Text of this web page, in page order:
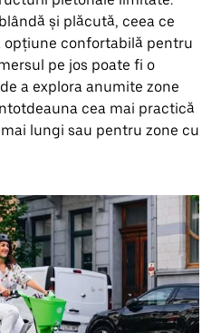
și plăcută, ceea ce
opțiune confortabilă pentru
pe jos poate fi o
a explora anumite zone
cea mai practică
lungi sau pentru zone cu